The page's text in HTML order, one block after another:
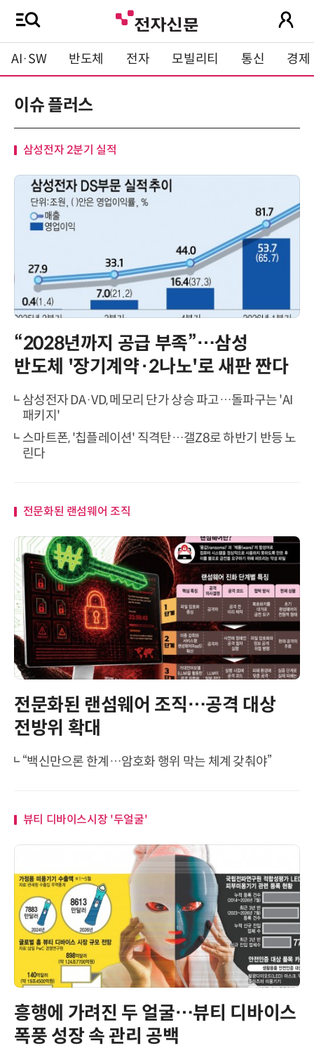
AI·SW 반도체 전자 모빌리티 통신 경제
이슈 플러스
삼성전자 2분기 실적
“2028년까지 공급 부족”…삼성
반도체 '장기계약·2나노'로 새판 짠다
삼성전자 DA·VD, 메모리 단가 상승 파고…돌파구는 'AI
패키지'
스마트폰, '칩플레이션' 직격탄…갤Z8로 하반기 반등 노
린다
전문화된 랜섬웨어 조직
전문화된 랜섬웨어 조직…공격 대상
전방위 확대
“백신만으론 한계…암호화 행위 막는 체계 갖춰야”
뷰티 디바이스시장 '두얼굴'
흥행에 가려진 두 얼굴…뷰티 디바이스
폭풍 성장 속 관리 공백